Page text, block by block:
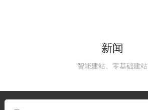
新闻
智能建站、零基础建站